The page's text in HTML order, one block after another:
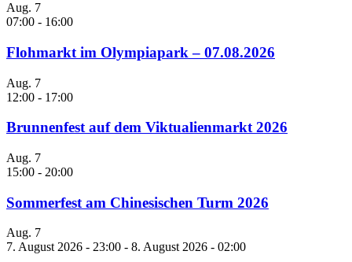
Aug. 7
07:00 - 16:00
Flohmarkt im Olympiapark – 07.08.2026
Aug. 7
12:00 - 17:00
Brunnenfest auf dem Viktualienmarkt 2026
Aug. 7
15:00 - 20:00
Sommerfest am Chinesischen Turm 2026
Aug. 7
7. August 2026 - 23:00 - 8. August 2026 - 02:00